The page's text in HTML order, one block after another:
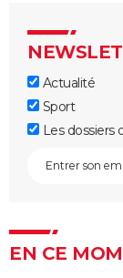
Actualité
Sport
Les dossiers
EN CE